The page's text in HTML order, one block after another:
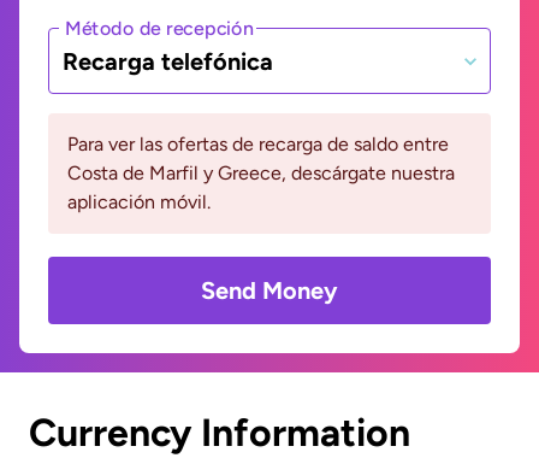
Método de recepción
Recarga telefónica
Para ver las ofertas de recarga de saldo entre
Costa de Marfil y Greece, descárgate nuestra
aplicación móvil.
Send Money
Currency Information